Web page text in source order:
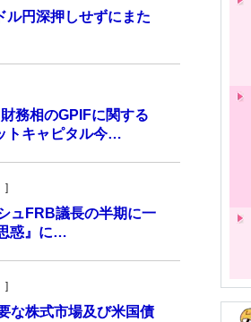
ル円深押しせずにまた
務相のGPIFに関する
トキャピタル今…
]
ュFRB議長の半期に一
惑』に…
]
な株式市場及び米国債